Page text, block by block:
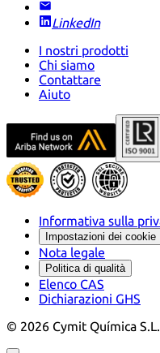
LinkedIn
I nostri prodotti
Chi siamo
Contattare
Aiuto
Informativa sulla
Impostazioni dei cookie
Nota legale
Politica di qualità
Elenco CAS
Dichiarazioni GHS
© 2026 Cymit Química S.L.